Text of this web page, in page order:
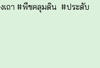
เถา #พืชคลุมดิน #ประดับ